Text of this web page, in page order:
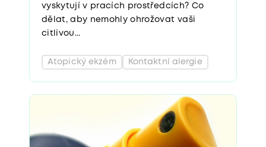
vyskytují v pracích prostředcích? Co
dělat, aby nemohly ohrožovat vaši
citlivou...
Atopický ekzém Kontaktní alergie